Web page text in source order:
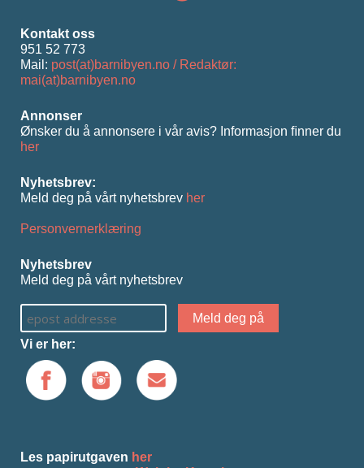
Kontakt oss
951 52 773
Mail: post(at)barnibyen.no / Redaktør:
mai(at)barnibyen.no
Annonser
Ønsker du å annonsere i vår avis? Informasjon ﬁnner du
her
Nyhetsbrev:
Meld deg på vårt nyhetsbrev her
Personvernerklæring
Nyhetsbrev
Meld deg på vårt nyhetsbrev
Vi er her:
Les papirutgaven her